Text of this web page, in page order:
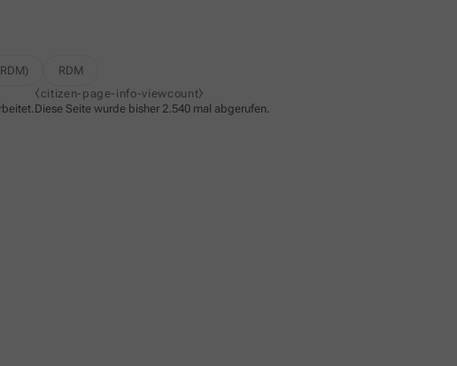
RDM
⧼citizen-page-info-viewcount⧽
Diese Seite wurde bisher 2.540 mal abgerufen.